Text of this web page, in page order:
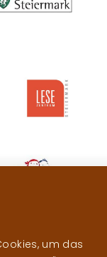
Image
um das